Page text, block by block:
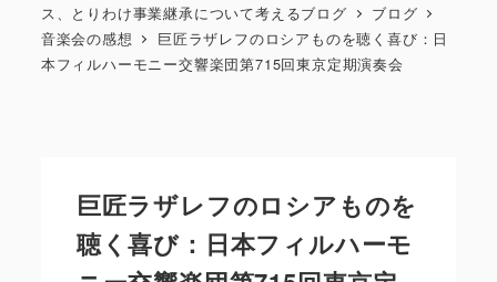
ス、とりわけ事業継承について考えるブログ
ブログ
音楽会の感想
巨匠ラザレフのロシアものを聴く喜び：日
本フィルハーモニー交響楽団第715回東京定期演奏会
巨匠ラザレフのロシアものを
聴く喜び：日本フィルハーモ